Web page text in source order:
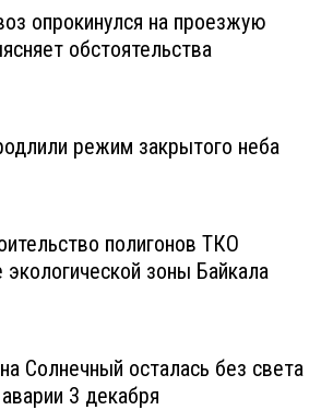
опрокинулся на проезжую
обстоятельства
режим закрытого неба
полигонов ТКО
зоны Байкала
Солнечный осталась без света
3 декабря